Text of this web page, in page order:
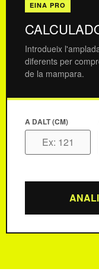
EINA PRO
Introdueix
diferents per
de la mampara.
A DALT (CM)